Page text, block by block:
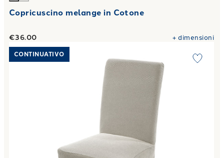
Copricuscino melange in Cotone
€36.00 +dimensioni
Link to "Set 2 Coprisedia Universale 1 Posti melange in
CONTINUATIVO